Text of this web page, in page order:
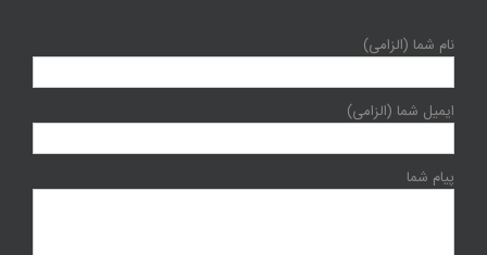
نام شما (الزامی)
ایمیل شما (الزامی)
پیام شما